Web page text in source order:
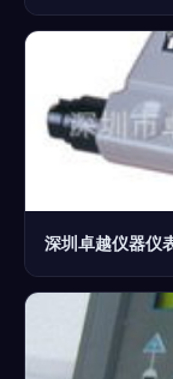
深圳卓越仪器仪